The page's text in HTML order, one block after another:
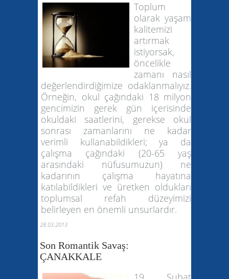
Toplum
olarak yaşam
kalitemizi
artırmak
istiyorsak,
öncelikle
zamanı nasıl
değerlendirdiğimize odaklanmalıyız.
Örneğin, okul çağındaki 18 milyon
gencimizin gerek gün içerisinde
okuldaki saatlerini, gerekse okul
sonrası zamanlarını ne kadar
verimli kullanabildikleri; ya da
çalışma çağındaki (20-65 yaş
arasındaki nüfusumuzun) ne
kadarının çalışma hayatına
katılabildikleri ve üretken oldukları
toplumsal refah düzeyimizi
belirleyen en önemli unsurlardır.
28.03.2013
Son Romantik Savaş:
ÇANAKKALE